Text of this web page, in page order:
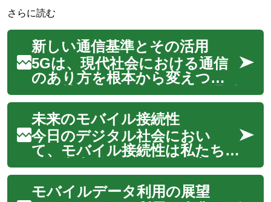
さらに読む
新しい通信基準とその活用
5Gは、現代社会における通信
のあり方を根本から変えつつ
ある技術です。高速かつ低遅延
のこの新しい通信基準は、スマ
ートフォンの利用体験を向上さ
せるだけでなく、自動運転、遠
隔医療、スマートシティとい
った多様な分野でのイノベー
ションを加速させ...
未来のモバイル接続性
今日のデジタル社会におい
て、モバイル接続性は私たち
の日常生活に不可欠な要素とな
っています。次世代の通信技術
である5Gは、従来のワイヤレ
モバイルデータ利用の展望